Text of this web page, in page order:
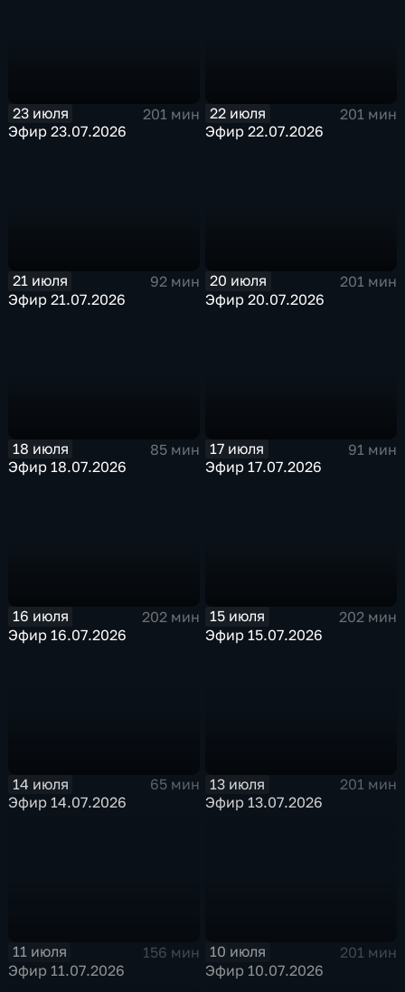
23 июля
201 мин
Эфир 23.07.2026
22 июля
201 мин
Эфир 22.07.2026
21 июля
92 мин
Эфир 21.07.2026
20 июля
201 мин
Эфир 20.07.2026
18 июля
85 мин
Эфир 18.07.2026
17 июля
91 мин
Эфир 17.07.2026
16 июля
202 мин
Эфир 16.07.2026
15 июля
202 мин
Эфир 15.07.2026
14 июля
65 мин
Эфир 14.07.2026
13 июля
201 мин
Эфир 13.07.2026
11 июля
156 мин
Эфир 11.07.2026
10 июля
201 мин
Эфир 10.07.2026